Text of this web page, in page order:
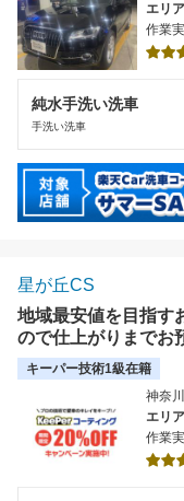
エリ
作業
純水手洗い洗車
手洗い洗車
星が丘CS
地域最安値を目指す
ので仕上がりまでお
す】PayPay、クレジ
キーパー技術1級在籍
神奈
エリ
作業